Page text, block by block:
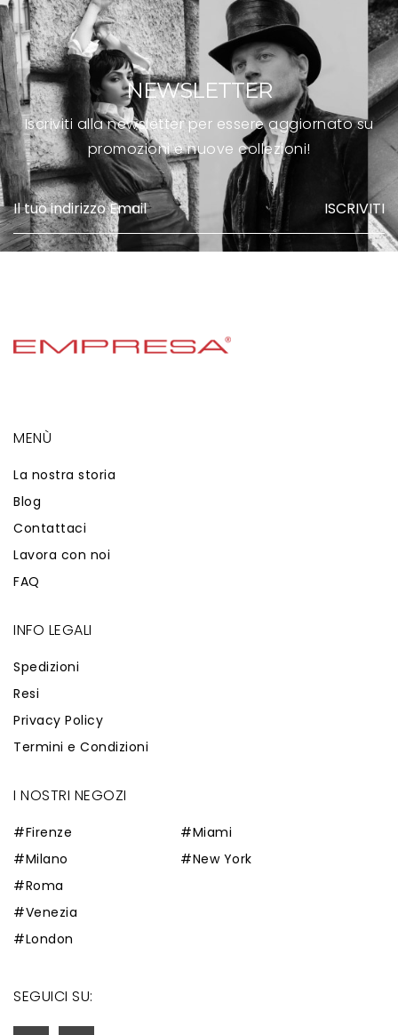
NEWSLETTER
Iscriviti alla newsletter per essere aggiornato su
promozioni e nuove collezioni!
ISCRIVITI
MENÙ
La nostra storia
Blog
Contattaci
Lavora con noi
FAQ
INFO LEGALI
Spedizioni
Resi
Privacy Policy
Termini e Condizioni
I NOSTRI NEGOZI
#Firenze
#Milano
#Roma
#Venezia
#London
#Miami
#New York
SEGUICI SU: